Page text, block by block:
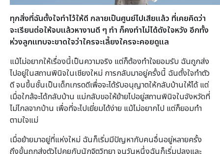
ทุกสิ่งที่ฉันตั้งใจทำไว้ให้ดี กลายเป็นศูนย์ไปเสียแล้ว ที่เคยคิดว่า
จะเรียนต่อให้จบแล้วหางานดี ๆ ทำ ก็คงทำไม่ได้ดังใจหวัง อีกทั้ง
ห่วงลูกแทบจะขาดใจว่าใครจะเลี้ยงใครจะคอยดูแล
แม้ไม่อยากให้เรื่องนี้เป็นความจริง แต่ก็ต้องทำใจยอมรับ ฉันถูกส่ง
ไปอยู่ในสถานพินิจในเชียงใหม่ การกลับมาอยู่ครั้งนี้ ฉันตั้งใจทำตัว
ดี จนขึ้นชั้นเป็นเด็กเกรดดีเพื่อจะได้รับอนุญาตให้กลับบ้านให้ได้ แต่
เมื่อใกล้จะได้กลับบ้าน แม่กลับขอให้ย้ายไปอยู่สถานพินิจในจังหวัดที่
ไม่ไกลจากบ้าน เพื่อที่จะไปเยี่ยมได้ง่าย แม้ไม่อยากไป แต่ก็ยอมทำ
ตามใจแม่
เมื่อย้ายมาอยู่ที่แห่งใหม่ ฉันก็เริ่มมีปัญหากับคนอื่นอยู่หลายครั้ง
ถึงขั้นถูกส่งตัวไปคุยกับนักจิตวิทยา จนวันหนึ่งฉันก็เริ่มปลงและ